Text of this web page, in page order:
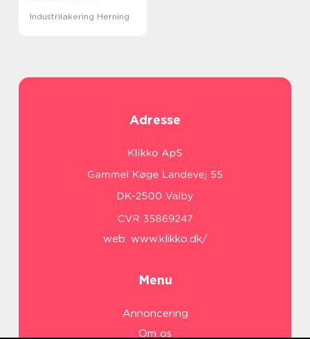
Industrilakering Herning
Adresse
web: www.klikko.dk/
Menu
Annoncering
Om os